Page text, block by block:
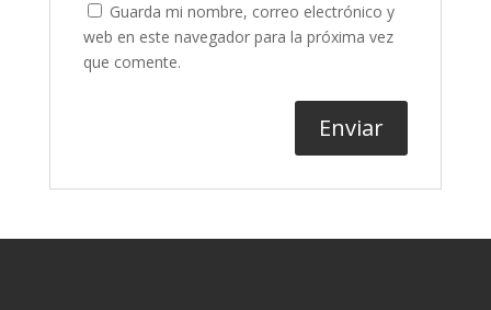
Guarda mi nombre, correo electrónico y
web en este navegador para la próxima vez
que comente.